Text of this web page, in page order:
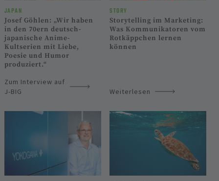
JAPAN
Josef Göhlen: „Wir haben
in den 70ern deutsch-
japanische Anime-
Kultserien mit Liebe,
Poesie und Humor
produziert.“
Zum Interview auf
J-BIG
STORY
Storytelling im Marketing:
Was Kommunikatoren vom
Rotkäppchen lernen
können
Weiterlesen